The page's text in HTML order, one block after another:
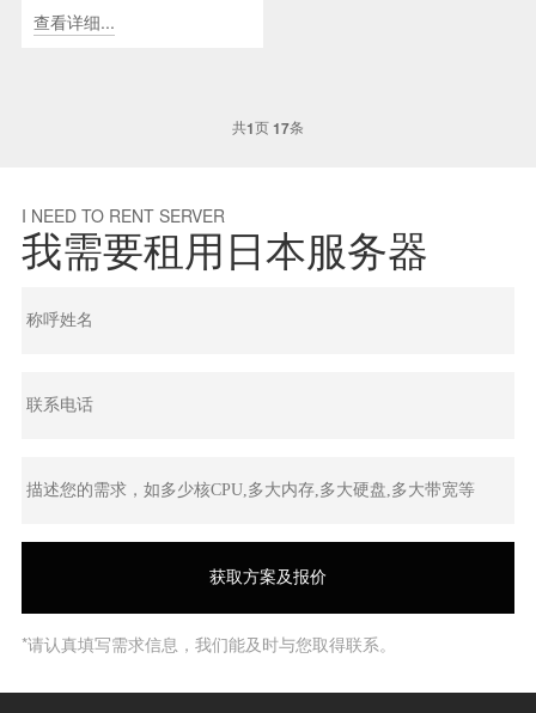
查看详细...
共1页17条
I NEED TO RENT SERVER
我需要租用日本服务器
*请认真填写需求信息，我们能及时与您取得联系。